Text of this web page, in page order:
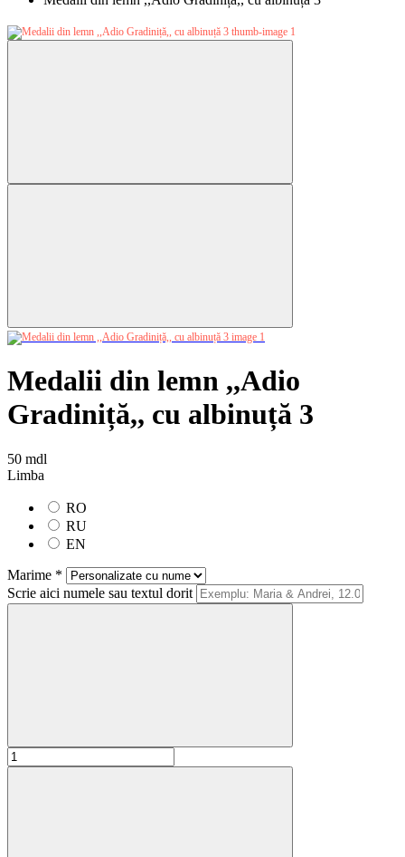
Medalii din lemn ,,Adio
Gradiniță,, cu albinuță 3
50 mdl
Limba
RO
RU
EN
Marime *
Scrie aici numele sau textul dorit